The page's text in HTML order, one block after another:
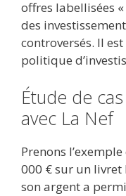
offres labellisées
des
controversés. Il
politique
Étude de
avec La Nef
Prenons
000 € sur un livret
son argent a